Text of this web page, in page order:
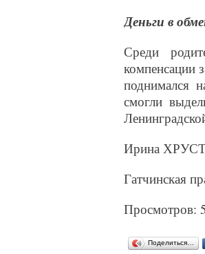
Деньги в
Среди
компенсации
поднимался
смогли
Ирина
Гатчинская
Просмотров:
Поделиться…